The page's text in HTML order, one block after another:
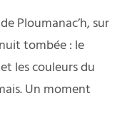
Ploumanac’h, sur
tombée : le
les couleurs du
Un moment